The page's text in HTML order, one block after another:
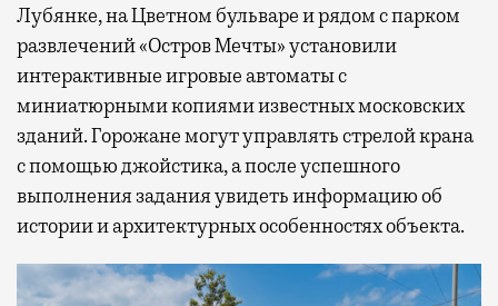
Лубянке, на Цветном бульваре и рядом с парком
развлечений «Остров Мечты» установили
интерактивные игровые автоматы с
миниатюрными копиями известных московских
зданий. Горожане могут управлять стрелой крана
с помощью джойстика, а после успешного
выполнения задания увидеть информацию об
истории и архитектурных особенностях объекта.